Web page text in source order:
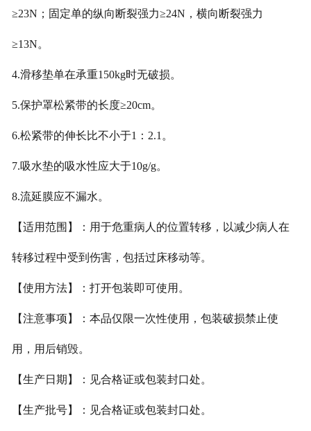
≥23N；固定单的纵向断裂强力≥24N，横向断裂强力
≥13N。
4.滑移垫单在承重150kg时无破损。
5.保护罩松紧带的长度≥20cm。
6.松紧带的伸长比不小于1：2.1。
7.吸水垫的吸水性应大于10g/g。
8.流延膜应不漏水。
【适用范围】：用于危重病人的位置转移，以减少病人在
转移过程中受到伤害，包括过床移动等。
【使用方法】：打开包装即可使用。
【注意事项】：本品仅限一次性使用，包装破损禁止使
用，用后销毁。
【生产日期】：见合格证或包装封口处。
【生产批号】：见合格证或包装封口处。